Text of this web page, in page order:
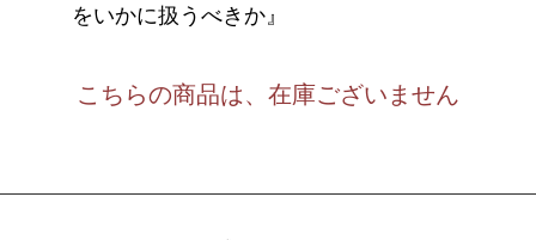
をいかに扱うべきか』
こちらの商品は、在庫ございません